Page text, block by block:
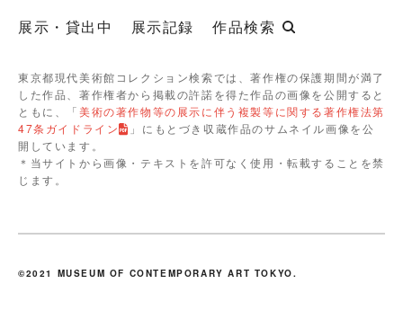
展示・貸出中
展示記録 作品検索
東京都現代美術館コレクション検索では、著作権の保護期間が満了
した作品、著作権者から掲載の許諾を得た作品の画像を公開すると
ともに、「美術の著作物等の展示に伴う複製等に関する著作権法第
47条ガイドライン
」にもとづき収蔵作品のサムネイル画像を公
開しています。
＊当サイトから画像・テキストを許可なく使用・転載することを禁
じます。
©2021 MUSEUM OF CONTEMPORARY ART TOKYO.